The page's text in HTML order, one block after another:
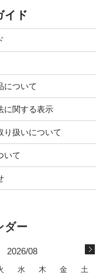
イド
について
に関する表示
り扱いについて
いて
2026/08
水 木 金 土